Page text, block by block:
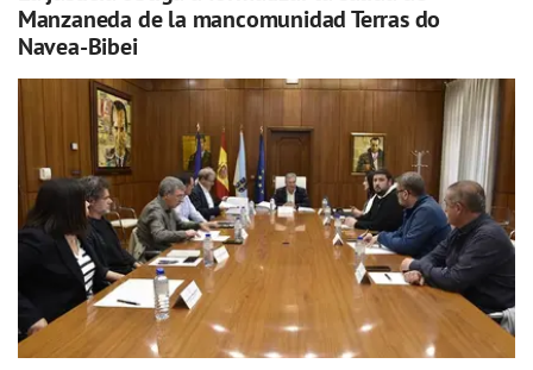
Manzaneda de la mancomunidad Terras do
Navea-Bibei